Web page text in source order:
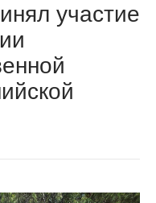
участие